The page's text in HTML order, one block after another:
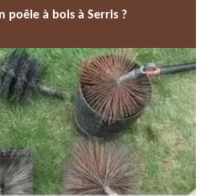
à bois à Serris ?